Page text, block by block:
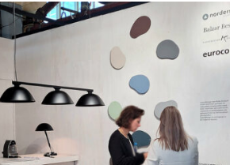
FURNITURE
FAIR